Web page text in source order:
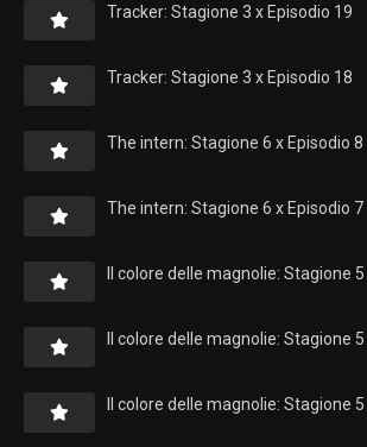
Tracker: Stagione 3 x Episodio 19
Tracker: Stagione 3 x Episodio 18
The intern: Stagione 6 x Episodio 8
The intern: Stagione 6 x Episodio 7
Il colore delle magnolie: Stagione 5
Il colore delle magnolie: Stagione 5
Il colore delle magnolie: Stagione 5